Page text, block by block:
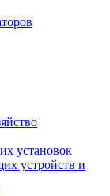
установок
устройств и